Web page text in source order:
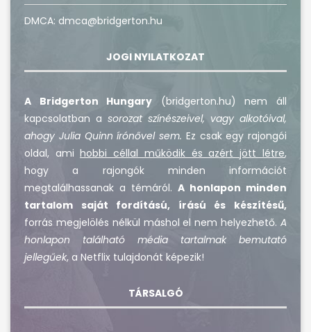
DMCA: dmca@bridgerton.hu
JOGI NYILATKOZAT
A Bridgerton Hungary (bridgerton.hu) nem áll
kapcsolatban a sorozat színészeivel, vagy alkotóival,
ahogy Julia Quinn írónővel sem. Ez csak egy rajongói
oldal, ami hobbi céllal működik és azért jött létre,
hogy a rajongók minden információt
megtalálhassanak a témáról. A honlapon minden
tartalom saját fordítású, írású és készítésű,
forrás megjelölés nélkül máshol el nem helyezhető. A
honlapon található média tartalmak bemutató
jellegűek, a Netflix tulajdonát képezik!
TÁRSALGÓ